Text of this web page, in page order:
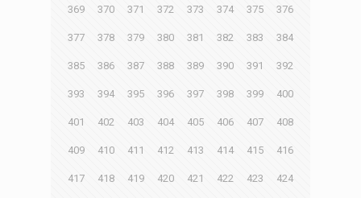
369 370 371 372 373 374 375 376
377 378 379 380 381 382 383 384
385 386 387 388 389 390 391 392
393 394 395 396 397 398 399 400
401 402 403 404 405 406 407 408
409 410 411 412 413 414 415 416
417 418 419 420 421 422 423 424